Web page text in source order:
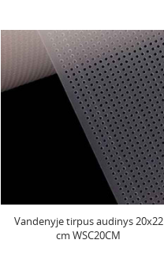
Vandenyje tirpus audinys 20x22
cm WSC20CM